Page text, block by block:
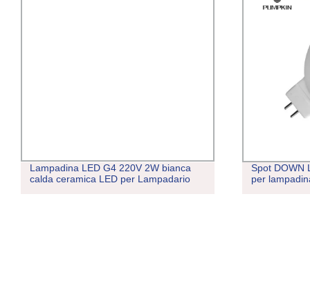
Lampadina LED G4 220V 2W bianca
calda ceramica LED per Lampadario
Spot DOWN
per